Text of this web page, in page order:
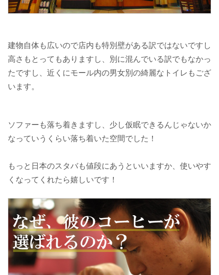
建物自体も広いので店内も特別壁がある訳ではないですし
高さもとってもありますし、別に混んでいる訳でもなかっ
たですし、近くにモール内の男女別の綺麗なトイレもござ
います。
ソファーも落ち着きますし、少し仮眠できるんじゃないか
なっていうくらい落ち着いた空間でした！
もっと日本のスタバも値段にあうといいますか、使いやす
くなってくれたら嬉しいです！